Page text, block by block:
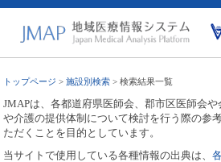
トップページ >施設別検索 > 検索結果一覧
JMAPは、各都道府県医師会、郡市区医師会
や介護の提供体制について検討を行う際の参
ただくことを目的としています。
当サイトで使用している各種情報の出典は、